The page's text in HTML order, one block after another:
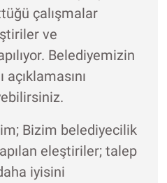
çalışmalar
ve
Belediyemizin
açıklamasını
Bizim belediyecilik
eleştiriler; talep
iyisini